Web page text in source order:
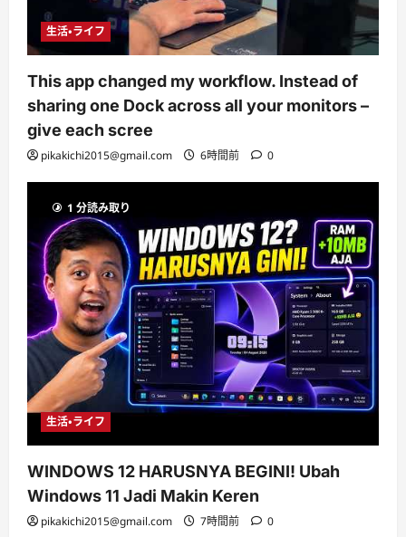
生活・ライフ
This app changed my workflow. Instead of
sharing one Dock across all your monitors –
give each scree
pikakichi2015@gmail.com 6時間前 0
1 分読み取り
生活・ライフ
WINDOWS 12 HARUSNYA BEGINI! Ubah
Windows 11 Jadi Makin Keren
pikakichi2015@gmail.com 7時間前 0